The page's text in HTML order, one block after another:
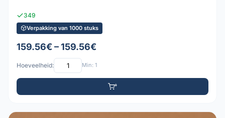
349
Verpakking van 1000 stuks
159.56€ – 159.56€
Hoeveelheid: Min: 1